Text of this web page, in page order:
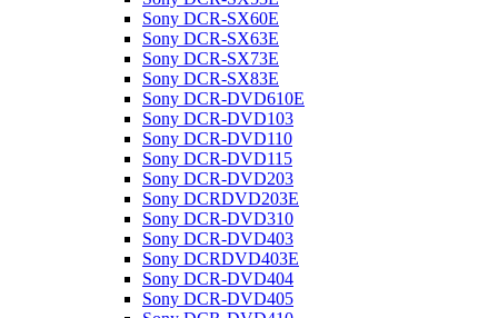
Sony DCR-SX60E
Sony DCR-SX63E
Sony DCR-SX73E
Sony DCR-SX83E
Sony DCR-DVD610E
Sony DCR-DVD103
Sony DCR-DVD110
Sony DCR-DVD115
Sony DCR-DVD203
Sony DCRDVD203E
Sony DCR-DVD310
Sony DCR-DVD403
Sony DCRDVD403E
Sony DCR-DVD404
Sony DCR-DVD405